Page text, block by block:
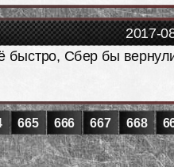
2017-
быстро, Сбер бы
665 666 667 668